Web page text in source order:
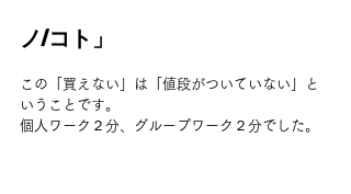
ノ/コト」
この「買えない」は「値段がついていない」と
いうことです。
個人ワーク２分、グループワーク２分でした。